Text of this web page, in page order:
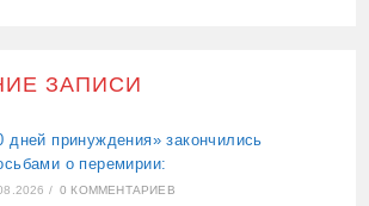
ЗАПИСИ
дней принуждения» закончились
о перемирии:
/ 0 КОММЕНТАРИЕВ